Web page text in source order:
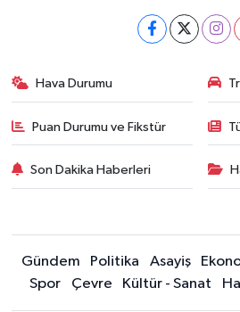
Hava Durumu
Puan Durumu ve Fikstür
Son Dakika Haberleri
Gündem Politika Asayiş
Spor
Çevre Kültür - Sanat